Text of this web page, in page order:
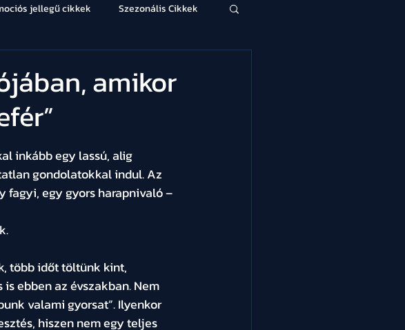
jellegű cikkek Szezonális Cikkek
amikor
inkább egy lassú, alig
gondolatokkal indul. Az
fagyi, egy gyors harapnivaló –
több időt töltünk kint,
ebben az évszakban. Nem
valami gyorsat”. Ilyenkor
hiszen nem egy teljes